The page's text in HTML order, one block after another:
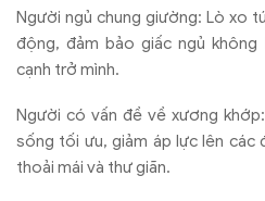
Người ngủ chung giường: Lò xo
động,đảm bảo giấc ngủ không
cạnh trở mình.
Người có vấn đề về xương kh
sống tối ưu, giảm áp lực lên các
thoải mái và thư giãn.